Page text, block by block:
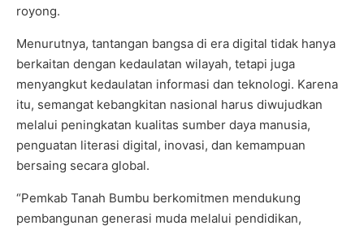
royong.
Menurutnya, tantangan bangsa di era digital tidak hanya
berkaitan dengan kedaulatan wilayah, tetapi juga
menyangkut kedaulatan informasi dan teknologi. Karena
itu, semangat kebangkitan nasional harus diwujudkan
melalui peningkatan kualitas sumber daya manusia,
penguatan literasi digital, inovasi, dan kemampuan
bersaing secara global.
“Pemkab Tanah Bumbu berkomitmen mendukung
pembangunan generasi muda melalui pendidikan,